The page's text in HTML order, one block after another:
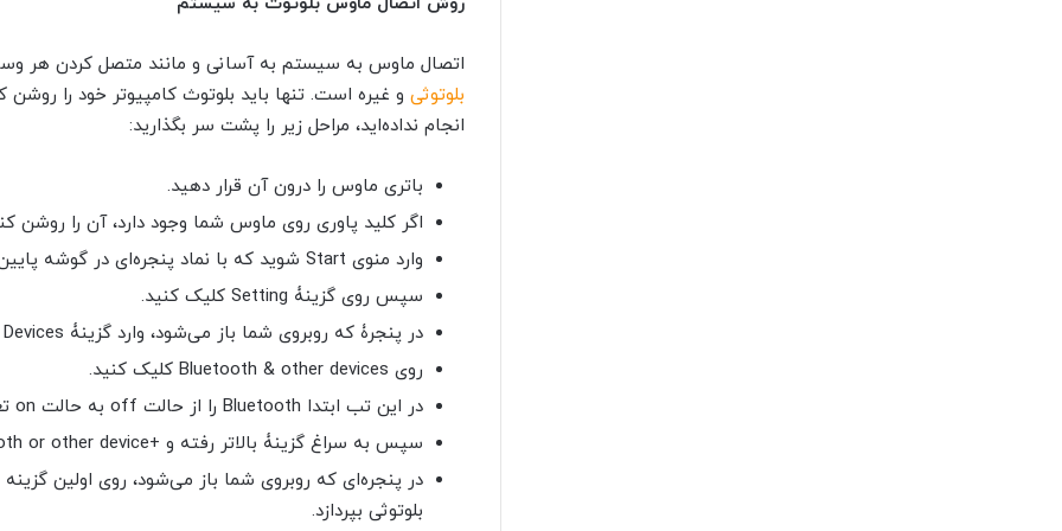
اتصال ماوس به سیستم به آسانی و مانند متصل کردن هر
بلوتوثی و غیره است. تنها باید بلوتوث کامپیوتر خود را روشن
انجام نداده‌اید، مراحل زیر را پشت سر بگذارید:
باتری ماوس را درون آن قرار دهید.
اگر کلید پاوری روی ماوس شما وجود دارد، آن را روشن
وارد منوی Start شوید که با نماد پنجره‌ای در گوشه پایین سمت چپ وجود دارد.
سپس روی گزینۀ Setting کلیک کنید.
در پنجرۀ که روبروی شما باز می‌شود، وارد گزینۀ Devices شوید.
روی Bluetooth & other devices کلیک کنید.
در این تب ابتدا Bluetooth را از حالت off به حالت on تغییر داده و آن را روشن کنید.
سپس به سراغ گزینۀ بالاتر رفته و +add Bluetooth or other device را انتخاب کنید.
بلوتوثی بپردازد.